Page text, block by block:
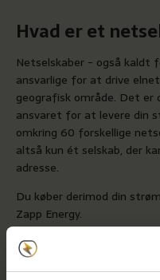
Hvad er et
Netselskaber - også kaldt
ansvarlige for at drive
geografisk område. Det er
ansvaret for at levere din
omkring 60 forskellige
altså kun ét selskab, der
adresse.
Du køber derimod din
Zapp Energy.